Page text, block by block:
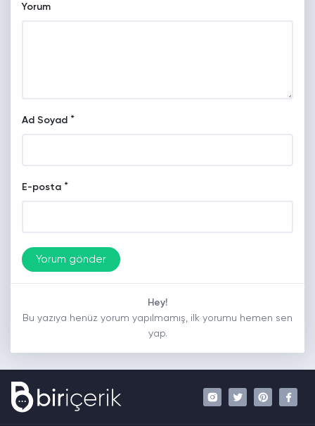
Yorum
Ad Soyad *
E-posta *
Hey!
Bu yazıya henüz yorum yapılmamış, ilk yorumu hemen sen
yap.